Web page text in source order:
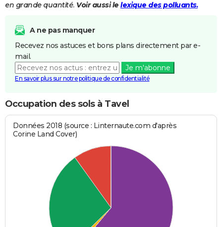
Bricolage
Lifestyle
Culture
Sport
Auto
Television
Voyage
Cinema
en grande quantité. Voir aussi le lexique des polluants.
A ne pas manquer
Recevez nos astuces et bons plans directement par e-
mail.
Je m'abonne
En savoir plus sur notre politique de confidentialité
Occupation des sols à Tavel
Données 2018 (source : Linternaute.com d'après
Corine Land Cover)